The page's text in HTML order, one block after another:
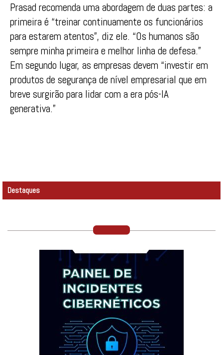
Prasad recomenda uma abordagem de duas partes: a
primeira é “treinar continuamente os funcionários
para estarem atentos”, diz ele. “Os humanos são
sempre minha primeira e melhor linha de defesa.”
Em segundo lugar, as empresas devem “investir em
produtos de segurança de nível empresarial que em
breve surgirão para lidar com a era pós-IA
generativa.”
Destaques